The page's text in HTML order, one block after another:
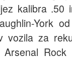
kalibra .50
York
vozila za